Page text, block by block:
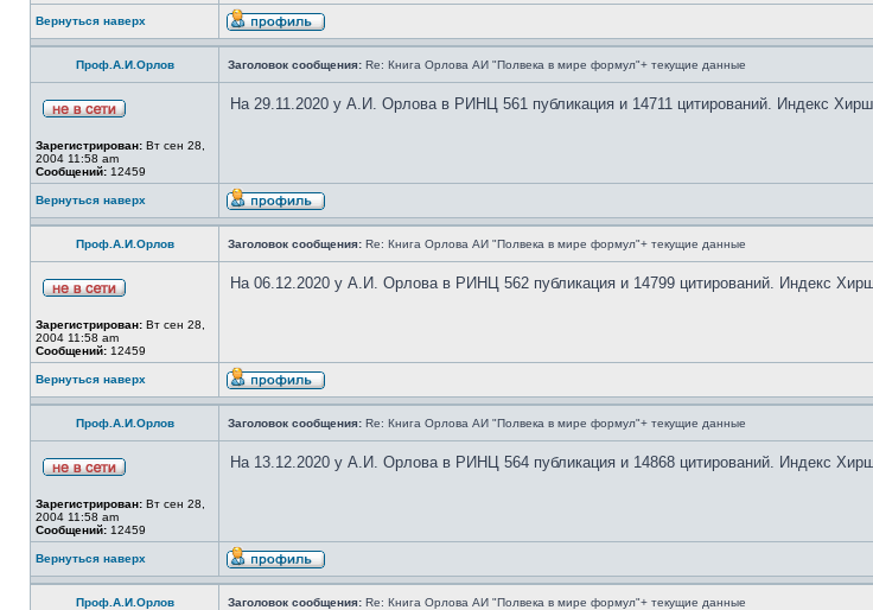
Вернуться наверх
Проф.А.И.Орлов Заголовок сообщения: Re: Книга Орлова АИ "Полвека в мире формул"+ текущие данные
Зарегистрирован: Вт сен 28,
2004 11:58 am
Сообщений: 12459
На 29.11.2020 у А.И. Орлова в РИНЦ 561 публикация и 14711 цитирований. Индекс
Вернуться наверх
Проф.А.И.Орлов Заголовок сообщения: Re: Книга Орлова АИ "Полвека в мире формул"+ текущие данные
Зарегистрирован: Вт сен 28,
2004 11:58 am
Сообщений: 12459
На 06.12.2020 у А.И. Орлова в РИНЦ 562 публикация и 14799 цитирований. Индекс
Вернуться наверх
Проф.А.И.Орлов Заголовок сообщения: Re: Книга Орлова АИ "Полвека в мире формул"+ текущие данные
Зарегистрирован: Вт сен 28,
2004 11:58 am
Сообщений: 12459
На 13.12.2020 у А.И. Орлова в РИНЦ 564 публикация и 14868 цитирований. Индекс
Вернуться наверх
Проф.А.И.Орлов Заголовок сообщения: Re: Книга Орлова АИ "Полвека в мире формул"+ текущие данные